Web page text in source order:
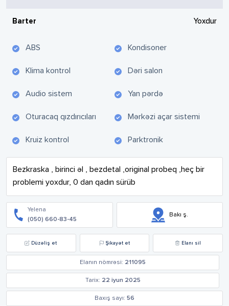
Barter Yoxdur
ABS Kondisoner
Klima kontrol Dəri salon
Audio sistem Yan pərdə
Oturacaq qızdırıcıları Mərkəzi açar sistemi
Kruiz kontrol Parktronik
Bezkraska , birinci əl , bezdetal ,original probeq ,heç bir
problemi yoxdur, 0 dan qadın sürüb
Yelena
(050) 660-83-45
Bakı ş.
Düzəliş et Şikayət et Elanı sil
Elanın nömrəsi: 211095
Tarix: 22 iyun 2025
Baxış sayı: 56